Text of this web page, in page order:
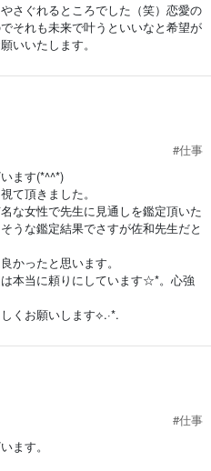
さぐれるところでした（笑）恋愛の
それも未来で叶うといいなと希望が
いいたします。
#仕事
ます(*^^*)
て頂きました。
な女性で先生に見通しを鑑定頂いた
うな鑑定結果でさすが佐和先生だと
かったと思います。
本当に頼りにしています☆*。心強
くお願いします⟡.·*.
#仕事
ます。